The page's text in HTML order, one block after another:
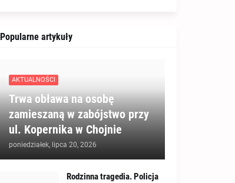
Popularne artykuły
AKTUALNOŚCI
Trwa obława na osobę
zamieszaną w zabójstwo przy
ul. Kopernika w Chojnie
poniedziałek, lipca 20, 2026
Rodzinna tragedia. Policja